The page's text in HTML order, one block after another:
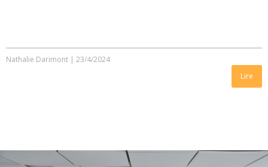
Nathalie Darimont | 23/4/2024
Lire